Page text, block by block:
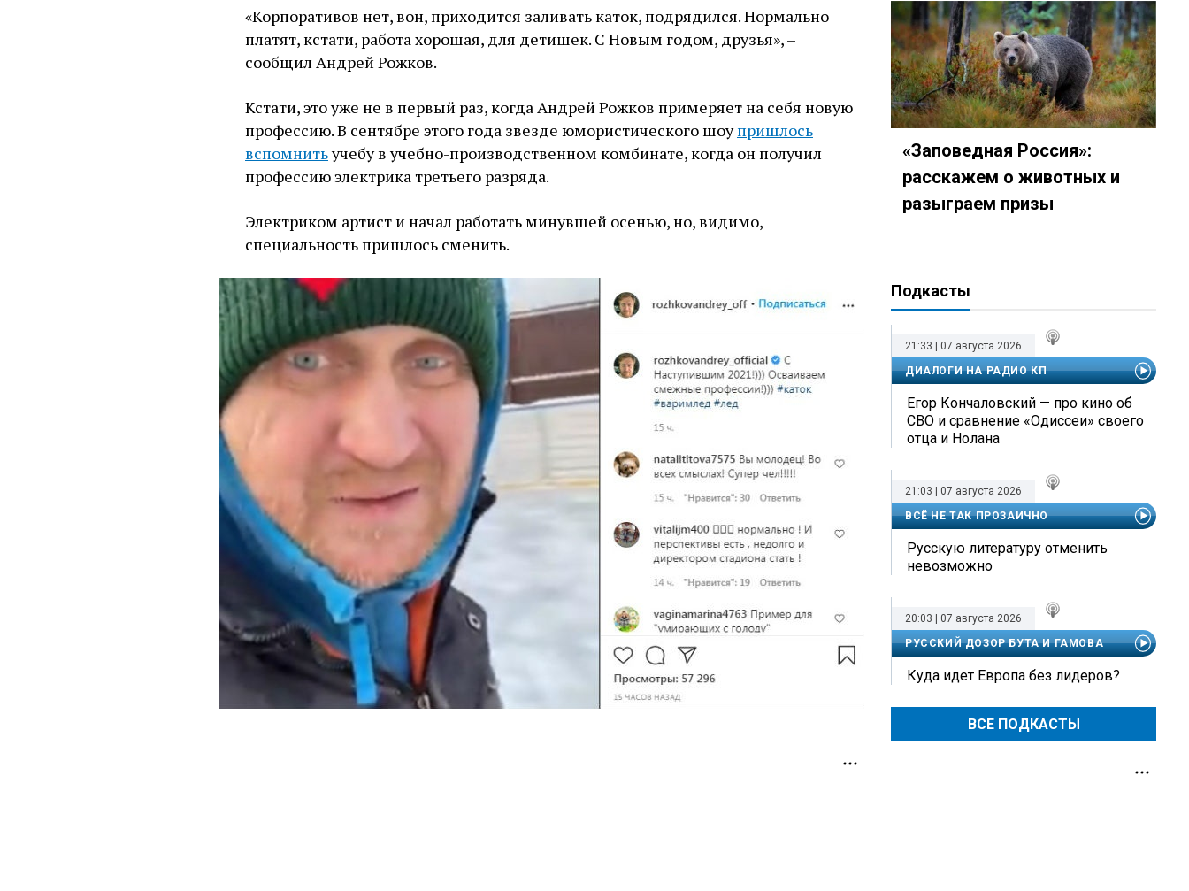
«Корпоративов нет, вон, приходится заливать каток, подрядился. Нормально
платят, кстати, работа хорошая, для детишек. С Новым годом, друзья», –
сообщил Андрей Рожков.
Кстати, это уже не в первый раз, когда Андрей Рожков примеряет на себя новую
профессию. В сентябре этого года звезде юмористического шоупришлось
вспомнитьучебу в учебно-производственном комбинате, когда он получил
профессию электрика третьего разряда.
Электриком артист и начал работать минувшей осенью, но, видимо,
специальность пришлось сменить.
«Заповедная Россия»:
расскажем о животных и
разыграем призы
Подкасты
21:33 | 07 августа 2026
ДИАЛОГИ НА РАДИО КП
Егор Кончаловский — про кино об
СВО и сравнение «Одиссеи» своего
отца и Нолана
21:03 | 07 августа 2026
ВСЁ НЕ ТАК ПРОЗАИЧНО
Русскую литературу отменить
невозможно
20:03 | 07 августа 2026
РУССКИЙ ДОЗОР БУТА И ГАМОВА
Куда идет Европа без лидеров?
ВСЕ ПОДКАСТЫ